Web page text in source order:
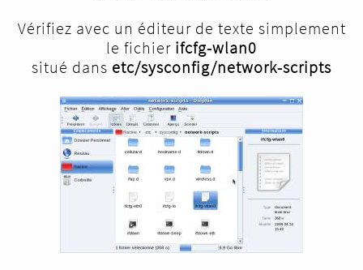
Vérifiez avec un éditeur de texte simplement
le fichier ifcfg-wlan0
situé dans etc/sysconfig/network-scripts